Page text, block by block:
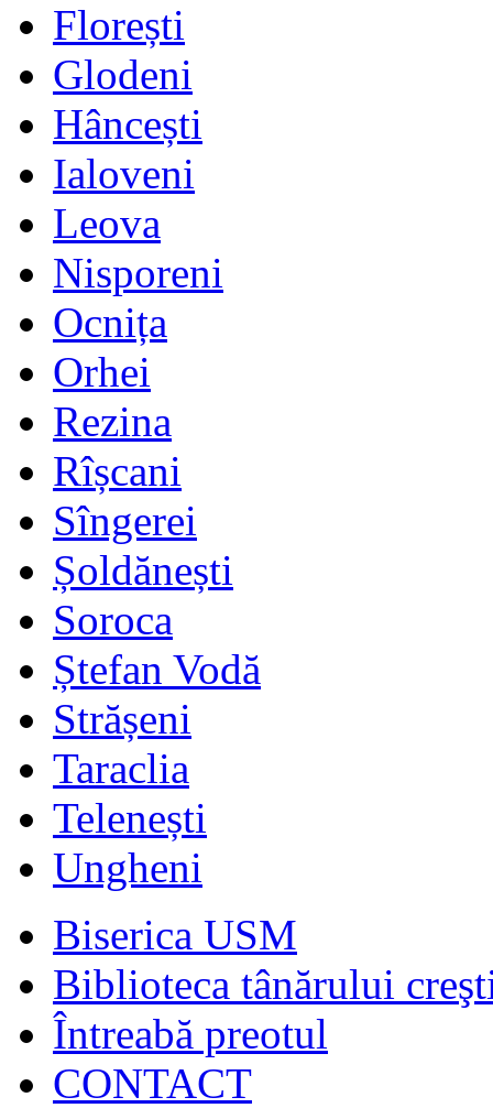
Florești
Glodeni
Hâncești
Ialoveni
Leova
Nisporeni
Ocnița
Orhei
Rezina
Rîșcani
Sîngerei
Șoldănești
Soroca
Ștefan Vodă
Strășeni
Taraclia
Telenești
Ungheni
Biserica USM
Biblioteca tânărului
Întreabă preotul
CONTACT